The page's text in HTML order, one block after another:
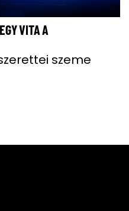
VITA A
szeme